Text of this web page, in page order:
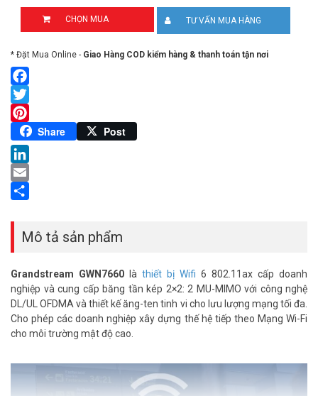
CHỌN MUA TƯ VẤN MUA HÀNG
* Đặt Mua Online - Giao Hàng COD kiểm hàng & thanh toán tận nơi
Facebook
Twitter
Pinterest
Share Post
LinkedIn
Email
Mô tả sản phẩm
Grandstream GWN7660 là thiết bị Wifi 6 802.11ax cấp doanh
nghiệp và cung cấp băng tần kép 2×2: 2 MU-MIMO với công nghệ
DL/UL OFDMA và thiết kế ăng-ten tinh vi cho lưu lượng mạng tối đa.
Cho phép các doanh nghiệp xây dựng thế hệ tiếp theo Mạng Wi-Fi
cho môi trường mật độ cao.